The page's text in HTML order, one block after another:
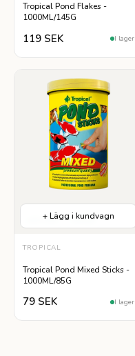
Tropical Pond Flakes -
1000ML/145G
119 SEK I lager
Lättsmält Helfoder
+ Lägg i kundvagn
TROPICAL
Tropical Pond Mixed Sticks -
1000ML/85G
79 SEK I lager